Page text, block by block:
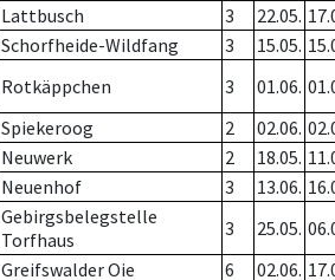
Lattbusch 3 22.05.
Schorfheide-Wildfang 3 15.05.
Rotkäppchen 3 01.06.
Spiekeroog 2 02.06.
Neuwerk 2 18.05.
Neuenhof 3 13.06.
Gebirgsbelegstelle
Torfhaus
3 25.05.
Greifswalder Oie 6 02.06.